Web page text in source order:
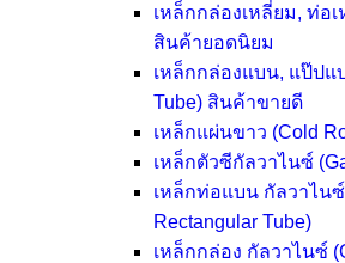
เหล็กกล่องเหลี่ยม, ท่อ
สินค้ายอดนิยม
เหล็กกล่องแบน, แป๊ปแ
Tube) สินค้าขายดี
เหล็กแผ่นขาว (Cold
เหล็กตัวซีกัลวาไนซ์
เหล็กท่อแบน กัลวาไนซ์
Rectangular Tube)
เหล็กกล่อง กัลวาไนซ์